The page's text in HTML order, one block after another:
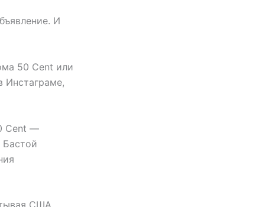
И
50 Cent или
Инстаграме,
Cent —
Бастой